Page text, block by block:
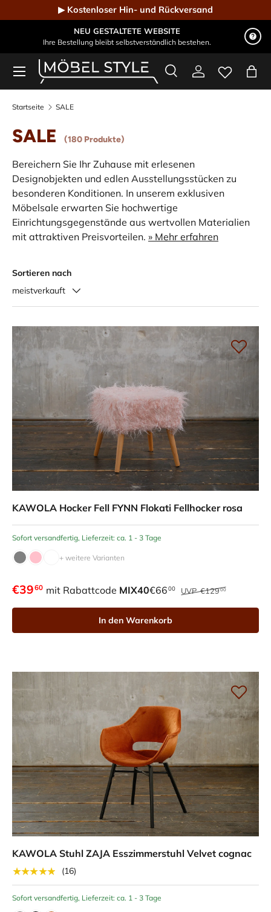
Direkt zum Inhalt
▶ Kostenloser Hin- und Rückversand
NEU GESTALTETE WEBSITE
Ihre Bestellung bleibt selbstverständlich bestehen.
Möbel Style - Der Online-Shop für Designmöbel
Suchen
SucheEinloggen
Menü
Startseite SALE
SALE (180 Produkte)
Bereichern Sie Ihr Zuhause mit erlesenen
Designobjekten und edlen Ausstellungsstücken zu
besonderen Konditionen. In unserem exklusiven
Möbelsale erwarten Sie hochwertige
Einrichtungsgegenstände aus wertvollen Materialien
mit attraktiven Preisvorteilen. » Mehr erfahren
Sortieren nach
meistverkauft
KAWOLA Hocker Fell FYNN Flokati Fellhocker rosa
Sofort versandfertig, Lieferzeit: ca. 1 - 3 Tage
+ weitere Varianten
€3960 mit Rabattcode MIX40€6600 UVP€12900
In den Warenkorb
KAWOLA Stuhl ZAJA Esszimmerstuhl Velvet cognac
★★★★★
(16)
Sofort versandfertig, Lieferzeit: ca. 1 - 3 Tage